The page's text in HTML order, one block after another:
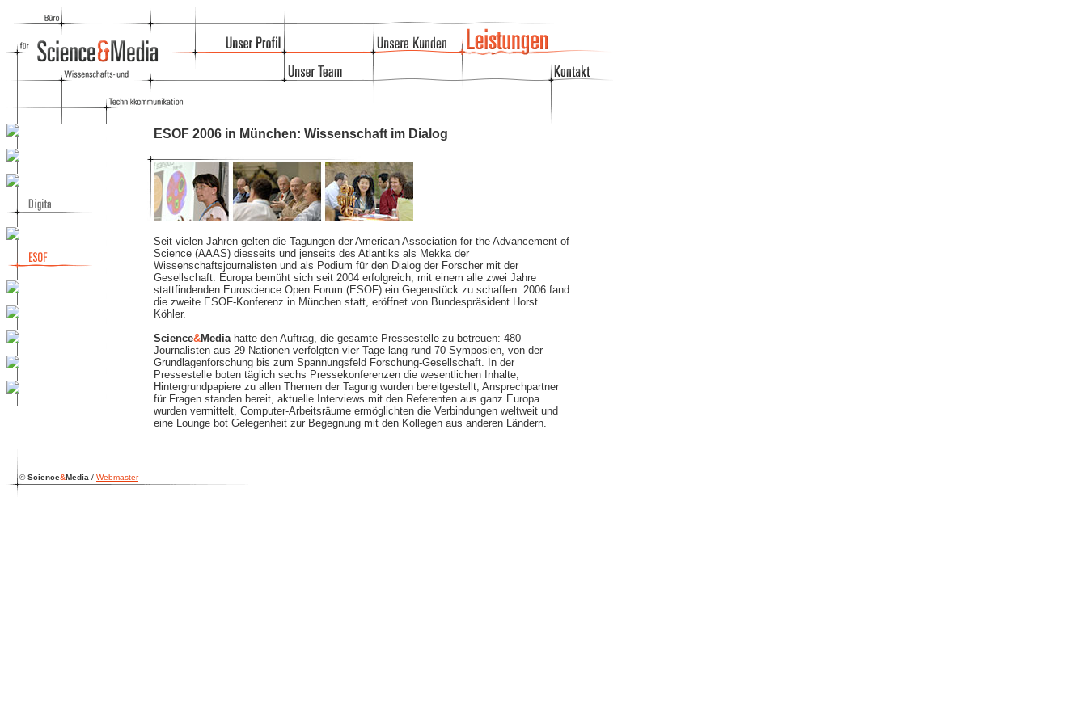
ESOF 2006 in München: Wissenschaft im Dialog
Seit vielen Jahren gelten die Tagungen der American Association for the Advancement of
Science (AAAS) diesseits und jenseits des Atlantiks als Mekka der
Wissenschaftsjournalisten und als Podium für den Dialog der Forscher mit der
Gesellschaft. Europa bemüht sich seit 2004 erfolgreich, mit einem alle zwei Jahre
stattfindenden Euroscience Open Forum (ESOF) ein Gegenstück zu schaffen. 2006 fand
die zweite ESOF-Konferenz in München statt, eröffnet von Bundespräsident Horst
Köhler.
Science&Mediahatte den Auftrag, die gesamte Pressestelle zu betreuen: 480
Journalisten aus 29 Nationen verfolgten vier Tage lang rund 70 Symposien, von der
Grundlagenforschung bis zum Spannungsfeld Forschung-Gesellschaft. In der
Pressestelle boten täglich sechs Pressekonferenzen die wesentlichen Inhalte,
Hintergrundpapiere zu allen Themen der Tagung wurden bereitgestellt, Ansprechpartner
für Fragen standen bereit, aktuelle Interviews mit den Referenten aus ganz Europa
wurden vermittelt, Computer-Arbeitsräume ermöglichten die Verbindungen weltweit und
eine Lounge bot Gelegenheit zur Begegnung mit den Kollegen aus anderen Ländern.
©Science&Media / Webmaster